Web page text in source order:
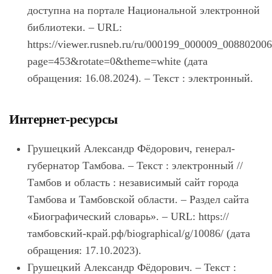
доступна на портале Национальной электронной
библиотеки. – URL:
https://viewer.rusneb.ru/ru/
page=453&rotate=0&theme=white (дата
обращения: 16.08.2024). – Текст : электронный.
Интернет-ресурсы
Грушецкий Александр Фёдорович, генерал-
губернатор Тамбова. – Текст : электронный //
Тамбов и область : независимый сайт города
Тамбова и Тамбовской области. – Раздел сайта
«Биографический словарь». – URL: https://
тамбовский-край.рф/biographical/g/10086/ (дата
обращения: 17.10.2023).
Грушецкий Александр Фёдорович. – Текст :